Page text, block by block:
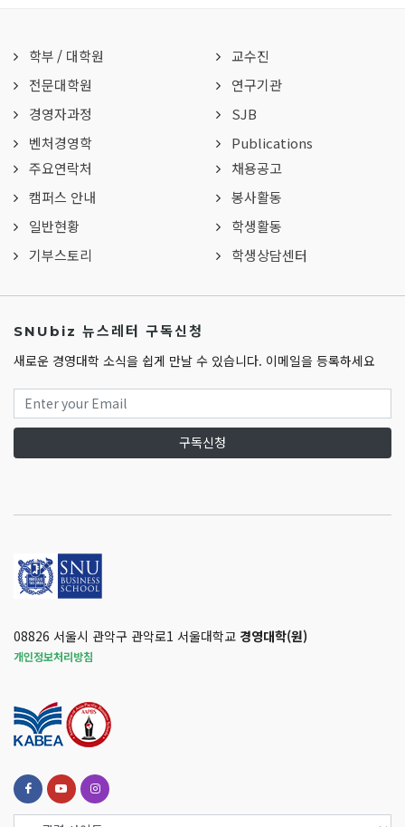
학부 / 대학원
전문대학원
경영자과정
벤처경영학
교수진
연구기관
SJB
Publications
주요연락처
캠퍼스 안내
일반현황
기부스토리
채용공고
봉사활동
학생활동
학생상담센터
SNUbiz 뉴스레터 구독신청
새로운 경영대학 소식을 쉽게 만날 수 있습니다. 이메일을 등록하세요
구독신청
08826 서울시 관악구 관악로1 서울대학교 경영대학(원)
개인정보처리방침